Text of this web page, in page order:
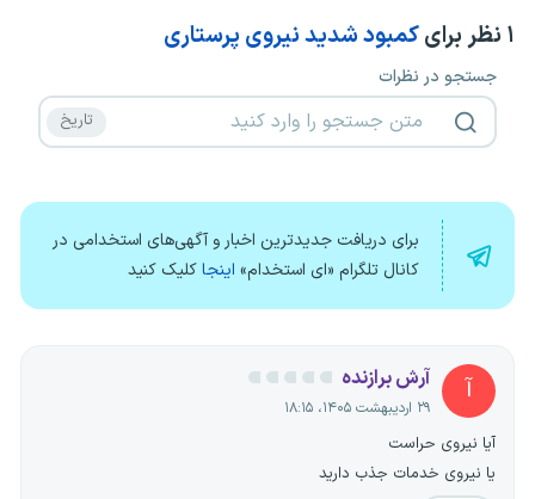
۱ نظر برایکمبود شدید نیروی پرستاری
جستجو در نظرات
برای دریافت جدیدترین اخبار و آگهی‌های استخدامی در
کانال تلگرام «ای استخدام» اینجاکلیک کنید
آ آرش برازنده
۲۹ اردیبهشت ۱۴۰۵، ۱۸:۱۵
آیا نیروی حراست
یا نیروی خدمات جذب دارید